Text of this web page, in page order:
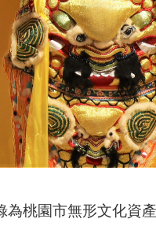
桃園市無形文化資